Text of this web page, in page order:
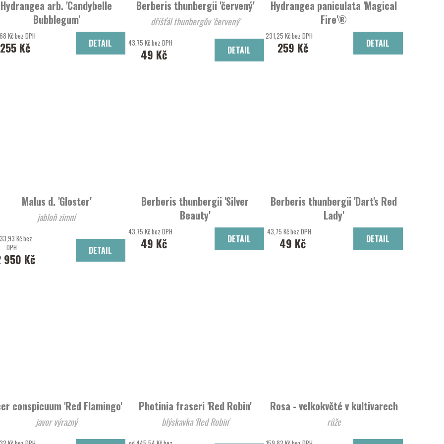
Hydrangea arb. 'Candybelle
Bubblegum'
hortenzie stomečková 'Candybelle
Kč bez DPH
255 Kč DETAIL
Berberis thunbergii 'červený'
dřišťál thunbergův 'červený'
43,75 Kč bez DPH
49 Kč DETAIL
Hydrangea paniculata 'Magical
Fire'®
Hortenzie latnatá 'Magical Fire'®
231,25 Kč bez DPH
259 Kč DETAIL
Malus d. 'Gloster'
jabloň zimní
Kč bez
DPH
950 Kč
DETAIL
Berberis thunbergii 'Silver
Beauty'
dřišťál Thunbergův 'Silver Beauty'
43,75 Kč bez DPH
49 Kč DETAIL
Berberis thunbergii 'Dart's Red
Lady'
dřišťál thunbergův 'Dart's Red Lady'
43,75 Kč bez DPH
49 Kč DETAIL
conspicuum 'Red Flamingo'
javor výrazný
Photinia fraseri 'Red Robin'
blýskavka 'Red Robin'
Rosa - velkokvěté v kultivarech
růže